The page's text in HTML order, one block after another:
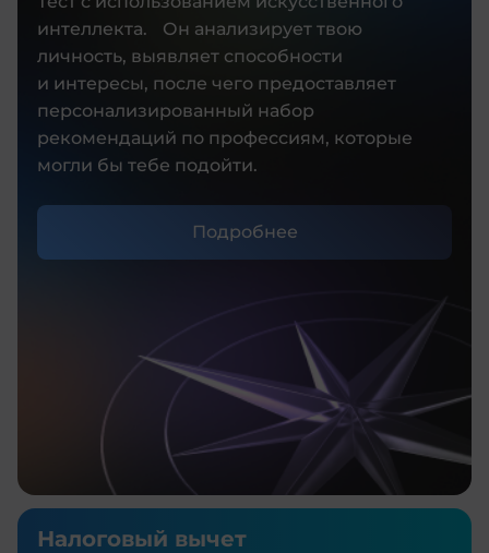
интеллекта. Он анализирует твою
личность, выявляет способности
и интересы, после чего предоставляет
персонализированный набор
рекомендаций по профессиям, которые
могли бы тебе подойти.
Подробнее
Налоговый вычет